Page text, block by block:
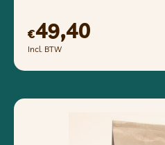
€49,40
Incl. BTW